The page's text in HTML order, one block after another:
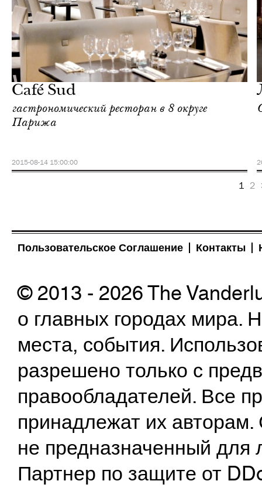
Café Sud
гастрономический ресторан в 8 округе
Парижа
2015-08-14 15:00:00
1 2
Пользовательское Соглашение Контакты
© 2013 - 2026 The
о главных городах
места, события.
разрешено только с
правообладателей. Все
принадлежат их
не предназначенный
Партнер по защите от